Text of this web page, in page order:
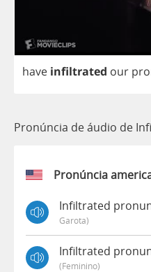
have infiltrated our
Pronúncia de áudio de
Pronúncia
Infiltrated
Garota)
Infiltrated
(feminino)